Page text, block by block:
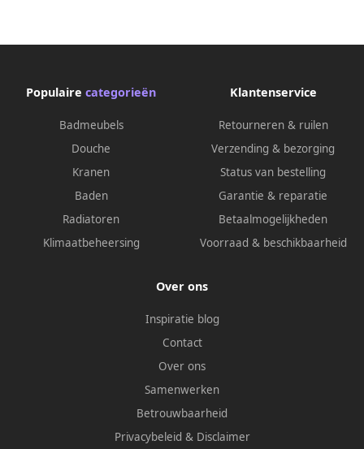
Populaire categorieën
Badmeubels
Douche
Kranen
Baden
Radiatoren
Klimaatbeheersing
Klantenservice
Retourneren & ruilen
Verzending & bezorging
Status van bestelling
Garantie & reparatie
Betaalmogelijkheden
Voorraad & beschikbaarheid
Over ons
Inspiratie blog
Contact
Over ons
Samenwerken
Betrouwbaarheid
Privacybeleid & Disclaimer